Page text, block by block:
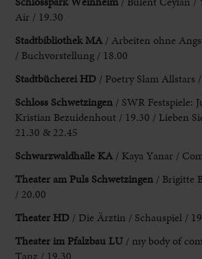
Air / 19.30
Stadtbibliothek MA / Arbeiten ohne
/ Buchvorstellung / 18.00
Stadtbücherei HD / Poetry Slam Allstars
Schloss Schwetzingen / SWR Festspiele:
Kristian Bezuidenhout / 19.30 / Lieben
21.30 & 22.45
Schwarzwaldhalle KA / KayaYanar /
Theater am Puls Schwetzingen / Brigitte
/ 20.00
Theater HD / Die Ärztin / Schauspiel /
Theater im Pfalzbau LU / my body of